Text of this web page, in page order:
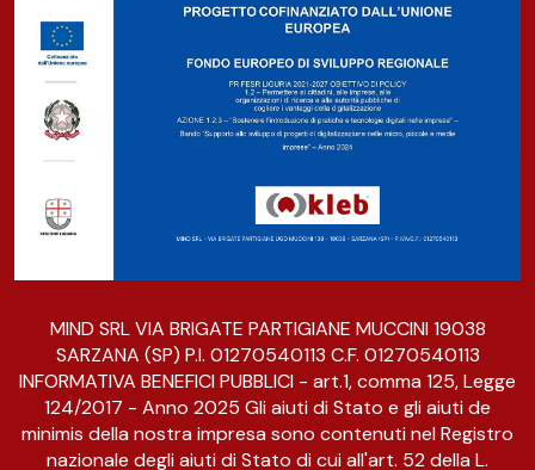
MIND SRL VIA BRIGATE PARTIGIANE MUCCINI 19038
SARZANA (SP) P.I. 01270540113 C.F. 01270540113
INFORMATIVA BENEFICI PUBBLICI - art.1, comma 125, Legge
124/2017 - Anno 2025 Gli aiuti di Stato e gli aiuti de
minimis della nostra impresa sono contenuti nel Registro
nazionale degli aiuti di Stato di cui all'art. 52 della L.